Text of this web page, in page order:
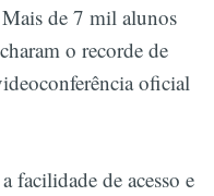
de 7 mil alunos
o recorde de
oficial
facilidade de acesso e